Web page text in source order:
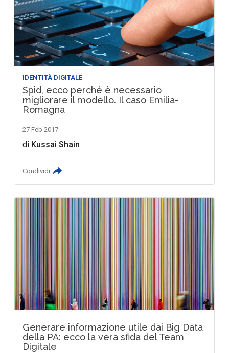
IDENTITÀ DIGITALE
Spid, ecco perché è necessario
migliorare il modello. Il caso Emilia-
Romagna
27 Feb 2017
di Kussai Shain
Condividi
Generare informazione utile dai Big Data
della PA: ecco la vera sfida del Team
Digitale